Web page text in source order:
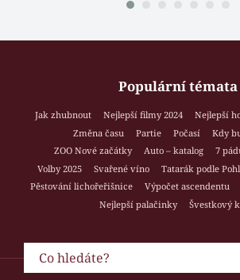
Populární témata
Jak zhubnout Nejlepší filmy 2024 Nejlepší
Změna času
Partie Počasí
Kdy
ZOO Nové začátky
Auto – katalog
7
Volby 2025
Svařené víno Tatarák podle
Pěstování lichořeřišnice
Výpočet ascendentu
Nejlepší palačinky
Švestkový